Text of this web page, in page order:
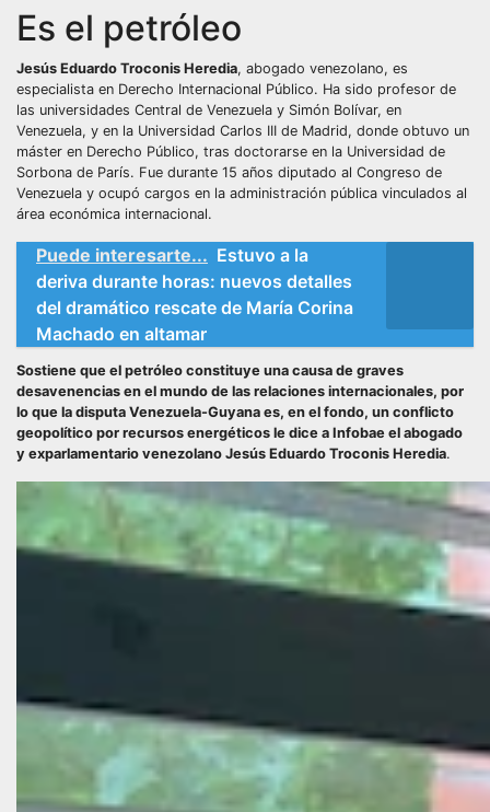
Es el petróleo
Jesús Eduardo Troconis Heredia, abogado venezolano, es
especialista en Derecho Internacional Público. Ha sido profesor de
las universidades Central de Venezuela y Simón Bolívar, en
Venezuela, y en la Universidad Carlos III de Madrid, donde obtuvo un
máster en Derecho Público, tras doctorarse en la Universidad de
Sorbona de París. Fue durante 15 años diputado al Congreso de
Venezuela y ocupó cargos en la administración pública vinculados al
área económica internacional.
Puede interesarte... Estuvo a la
deriva durante horas: nuevos detalles
del dramático rescate de María Corina
Machado en altamar
Sostiene que el petróleo constituye una causa de graves
desavenencias en el mundo de las relaciones internacionales, por
lo que la disputa Venezuela-Guyana es, en el fondo, un conflicto
geopolítico por recursos energéticos le dice a Infobae el abogado
y exparlamentario venezolano Jesús Eduardo Troconis Heredia.